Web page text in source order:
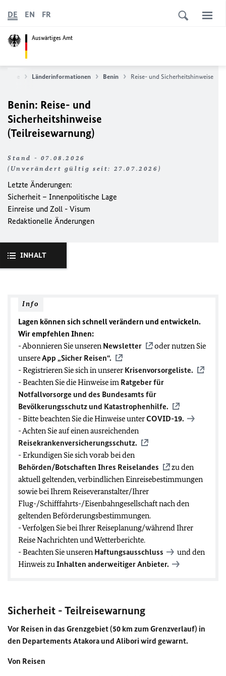
Auswärtiges Amt
DE EN FR
Service Länderinformationen Benin Reise- und Sicherheitshinweise
Benin: Reise- und
Sicherheitshinweise
(Teilreisewarnung)
Stand - 07.08.2026
(Unverändert gültig seit: 27.07.2026)
Letzte Änderungen:
Sicherheit – Innenpolitische Lage
Einreise und Zoll - Visum
Redaktionelle Änderungen
INHALT
Info
Lagen können sich schnell verändern und entwickeln.
Wir empfehlen Ihnen:
- Abonnieren Sie unseren Newsletter
oder nutzen Sie
unsereApp „Sicher Reisen“.
- Registrieren Sie sich in unserer Krisenvorsorgeliste.
- Beachten Sie die Hinweise im Ratgeber für
Notfallvorsorge und des Bundesamts für
Bevölkerungsschutz und Katastrophenhilfe.
- Bitte beachten Sie die Hinweise unterCOVID-19.
- Achten Sie auf einen ausreichenden
Reisekrankenversicherungsschutz.
- Erkundigen Sie sich vorab bei den
Behörden/Botschaften Ihres Reiselandes
zu den
aktuell geltenden, verbindlichen Einreisebestimmungen
sowie bei Ihrem Reiseveranstalter/Ihrer
Flug-/Schifffahrts-/Eisenbahngesellschaft nach den
geltenden Beförderungsbestimmungen.
- Verfolgen Sie bei Ihrer Reiseplanung/während Ihrer
Reise Nachrichten und Wetterberichte.
- Beachten Sie unseren Haftungsausschluss
und den
Hinweis zuInhalten anderweitiger Anbieter.
Sicherheit - Teilreisewarnung
Vor Reisen in das Grenzgebiet (50 km zum Grenzverlauf) in
den Departements Atakora und Alibori wird gewarnt.
Von Reisen